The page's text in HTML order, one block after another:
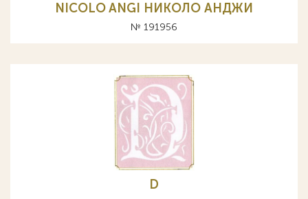
NICOLO ANGI НИКОЛО АНДЖИ
№ 191956
D